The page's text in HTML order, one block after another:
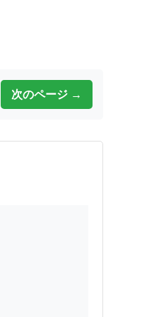
次のページ →